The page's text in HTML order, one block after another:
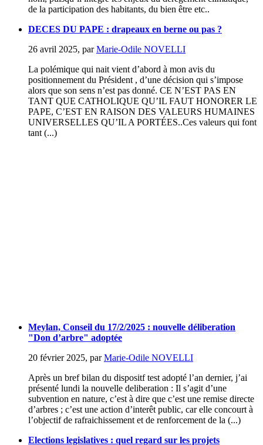
de la participation des habitants, du bien être etc..
DECES DU PAPE : drapeaux en berne ou pas ?
26 avril 2025, parMarie-Odile NOVELLI
La polémique qui nait vient d’abord à mon avis du
positionnement du Président , d’une décision qui s’impose
alors que son sens n’est pas donné. CE N’EST PAS EN
TANT QUE CATHOLIQUE QU’IL FAUT HONORER LE
PAPE, C’EST EN RAISON DES VALEURS HUMAINES
UNIVERSELLES QU’IL A PORTÉES..Ces valeurs qui font
tant (...)
Meylan, Conseil du 17/2/2025 : nouvelle déliberation
"Don d’arbre" adoptée
20 février 2025, parMarie-Odile NOVELLI
Après un bref bilan du dispositf test adopté l’an dernier, j’ai
présenté lundi la nouvelle deliberation : Il s’agit d’une
subvention en nature, c’est à dire que c’est une remise directe
d’arbres ; c’est une action d’interêt public, car elle concourt à
l’objectif de rafraichissement et de renforcement de la (...)
Elections legislatives : quel regard sur les projets